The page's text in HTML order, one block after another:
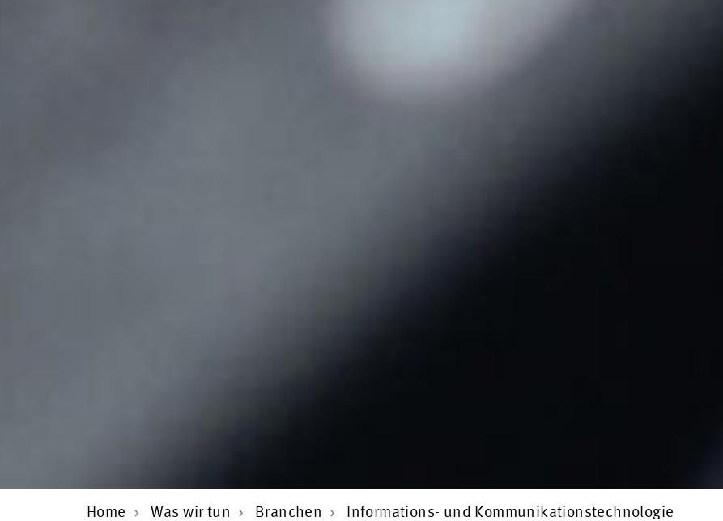
Home Was wir tun Branchen Informations- und Kommunikationstechnologie